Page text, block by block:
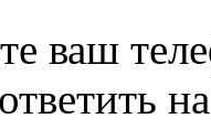
ваш